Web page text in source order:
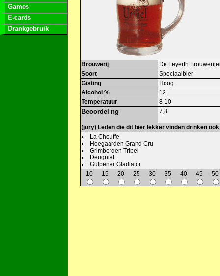
Games
E-cards
Drankgebruik
Brouwerij
De Leyerth
Soort
Speciaalbier
Gisting
Hoog
Alcohol %
12
Temperatuur
8-10
Beoordeling 7,8
(jury) Leden die dit bier lekker vinden drinken
La Chouffe
Hoegaarden Grand Cru
Grimbergen Tripel
Deugniet
Gulpener Gladiator
10
15 20 25 30 35 40 45 50